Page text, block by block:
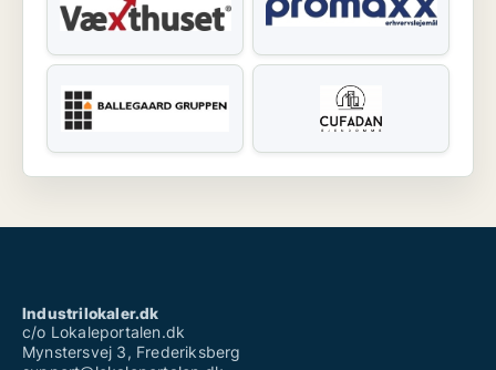
Industrilokaler.dk
c/o Lokaleportalen.dk
Mynstersvej 3, Frederiksberg